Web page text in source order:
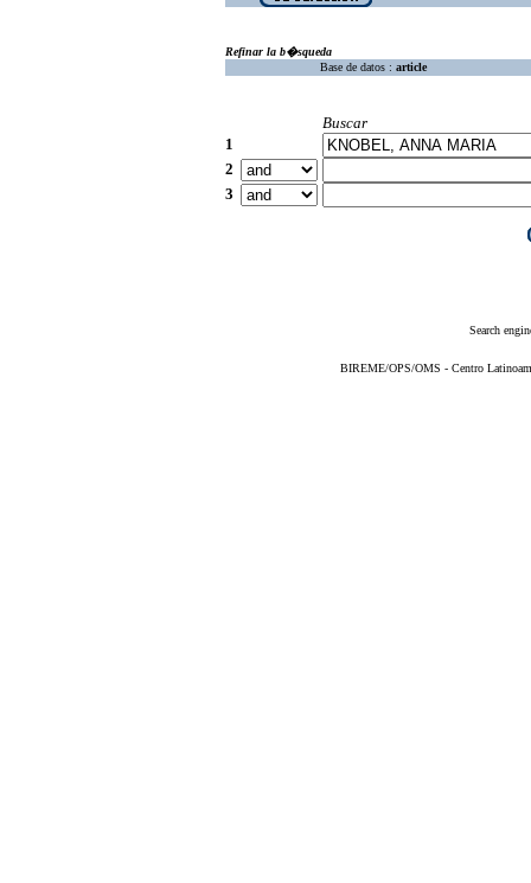
Refinar la b�squeda
Base de datos : article
Buscar
1
2
3
Search
BIREME/OPS/OMS - Centro